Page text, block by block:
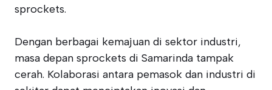
sprockets.
Dengan berbagai kemajuan di sektor industri,
masa depan sprockets di Samarinda tampak
cerah. Kolaborasi antara pemasok dan industri di